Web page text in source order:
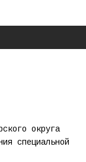
округа
специальной